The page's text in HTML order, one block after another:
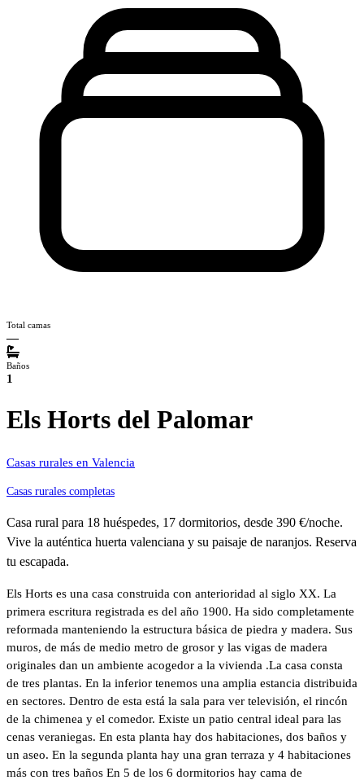
Total camas
—
Baños
1
Els Horts del Palomar
Casas rurales en Valencia
Casas rurales completas
Casa rural para 18 huéspedes, 17 dormitorios, desde 390 €/noche.
Vive la auténtica huerta valenciana y su paisaje de naranjos. Reserva
tu escapada.
Els Horts es una casa construida con anterioridad al siglo XX. La
primera escritura registrada es del año 1900. Ha sido completamente
reformada manteniendo la estructura básica de piedra y madera. Sus
muros, de más de medio metro de grosor y las vigas de madera
originales dan un ambiente acogedor a la vivienda .La casa consta
de tres plantas. En la inferior tenemos una amplia estancia distribuida
en sectores. Dentro de esta está la sala para ver televisión, el rincón
de la chimenea y el comedor. Existe un patio central ideal para las
cenas veraniegas. En esta planta hay dos habitaciones, dos baños y
un aseo. En la segunda planta hay una gran terraza y 4 habitaciones
más con tres baños En 5 de los 6 dormitorios hay cama de